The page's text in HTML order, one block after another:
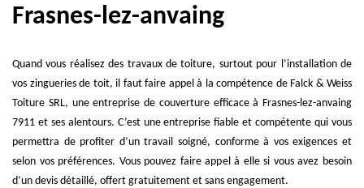
Frasnes-lez-anvaing
Quand vous réalisez des travaux de toiture, surtout pour l’installation de
vos zingueries de toit, il faut faire appel à la compétence de Falck & Weiss
Toiture SRL, une entreprise de couverture efficace à Frasnes-lez-anvaing
7911 et ses alentours. C’est une entreprise fiable et compétente qui vous
permettra de profiter d’un travail soigné, conforme à vos exigences et
selon vos préférences. Vous pouvez faire appel à elle si vous avez besoin
d’un devis détaillé, offert gratuitement et sans engagement.